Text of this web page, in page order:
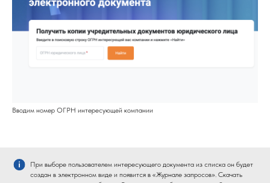
Вводим номер ОГРН интересующей компании
При выборе пользователем интересующего документа из списка он будет
создан в электронном виде и появится в «Журнале запросов». Скачать